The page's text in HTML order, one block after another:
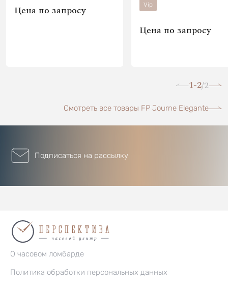
Цена по запросу Vip
Цена по запросу
1-2/2
Смотреть все товары FP Journe Elegante
Подписаться на рассылку
О часовом ломбарде
Политика обработки персональных данных